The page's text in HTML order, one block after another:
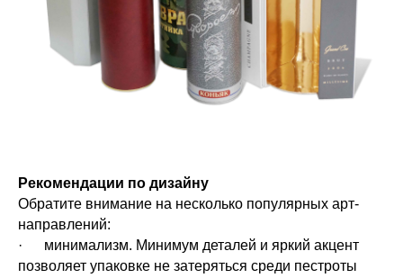
Рекомендации по дизайну
Обратите внимание на несколько популярных арт-
направлений:
· минимализм. Минимум деталей и яркий акцент
позволяет упаковке не затеряться среди пестроты